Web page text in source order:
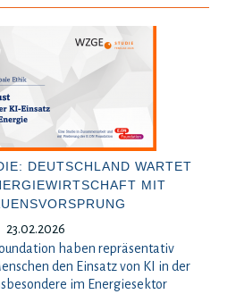
DEUTSCHLAND WARTET
MIT
23.02.2026
haben repräsentativ
den Einsatz von KI in der
im Energiesektor